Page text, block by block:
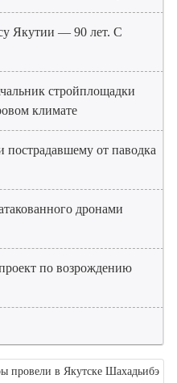
Якутии — 90 лет. С
стройплощадки
климате
от паводка
дронами
по возрождению